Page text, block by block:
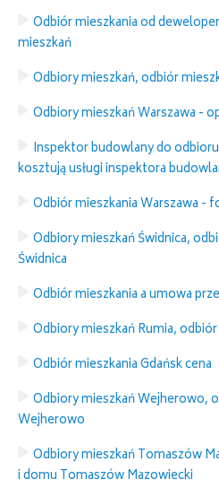
Odbiór mieszkania od
mieszkań
Odbiory mieszkań, odbiór
Odbiory mieszkań Warszawa -
Inspektor budowlany do
kosztują usługi inspektora
Odbiór mieszkania Warszawa -
Odbiory mieszkań Świdnica,
Świdnica
Odbiór mieszkania a umowa
Odbiory mieszkań Rumia,
Odbiór mieszkania Gdańsk cena
Odbiory mieszkań Wejherowo,
Wejherowo
Odbiory mieszkań Tomaszów
i domu Tomaszów Mazowiecki